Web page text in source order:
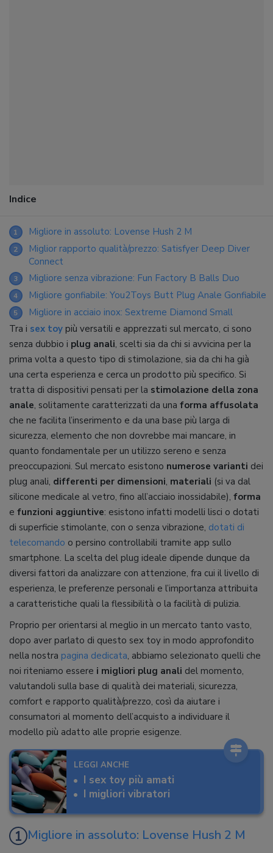
Indice
1 Migliore in assoluto: Lovense Hush 2 M
2
Miglior rapporto qualità/prezzo: Satisfyer Deep Diver
Connect
3 Migliore senza vibrazione: Fun Factory B Balls Duo
4 Migliore gonfiabile: You2Toys Butt Plug Anale Gonfiabile
5
Migliore in acciaio inox: Sextreme Diamond Small
Tra i sex toy più versatili e apprezzati sul mercato, ci sono
senza dubbio i plug anali, scelti sia da chi si avvicina per la
prima volta a questo tipo di stimolazione, sia da chi ha già
una certa esperienza e cerca un prodotto più specifico. Si
tratta di dispositivi pensati per la stimolazione della zona
anale, solitamente caratterizzati da una forma affusolata
che ne facilita l’inserimento e da una base più larga di
sicurezza, elemento che non dovrebbe mai mancare, in
quanto fondamentale per un utilizzo sereno e senza
preoccupazioni. Sul mercato esistono numerose varianti dei
plug anali, differenti per dimensioni, materiali (si va dal
silicone medicale al vetro, fino all’acciaio inossidabile), forma
e funzioni aggiuntive: esistono infatti modelli lisci o dotati
di superficie stimolante, con o senza vibrazione, dotati di
telecomando o persino controllabili tramite app sullo
smartphone. La scelta del plug ideale dipende dunque da
diversi fattori da analizzare con attenzione, fra cui il livello di
esperienza, le preferenze personali e l’importanza attribuita
a caratteristiche quali la flessibilità o la facilità di pulizia.
Proprio per orientarsi al meglio in un mercato tanto vasto,
dopo aver parlato di questo sex toy in modo approfondito
nella nostra pagina dedicata, abbiamo selezionato quelli che
noi riteniamo essere i migliori plug anali del momento,
valutandoli sulla base di qualità dei materiali, sicurezza,
comfort e rapporto qualità/prezzo, così da aiutare i
consumatori al momento dell’acquisto a individuare il
modello più adatto alle proprie esigenze.
LEGGI ANCHE
I sex toy più amati
I migliori vibratori
Migliore in assoluto: Lovense Hush 2 M